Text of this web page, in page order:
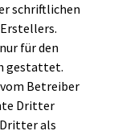
schriftlichen
für den
gestattet.
Betreiber
Dritter
als